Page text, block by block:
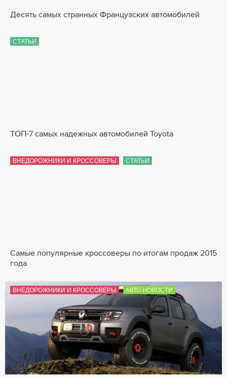
Десять самых странных Французских автомобилей
СТАТЬИ
ТОП-7 самых надежных автомобилей Toyota
ВНЕДОРОЖНИКИ И КРОССОВЕРЫ СТАТЬИ
Самые популярные кроссоверы по итогам продаж 2015
года
ВНЕДОРОЖНИКИ И КРОССОВЕРЫ АВТО НОВОСТИ